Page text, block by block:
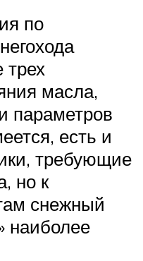
по
трех
масла,
параметров
есть и
требующие
но к
снежный
наиболее